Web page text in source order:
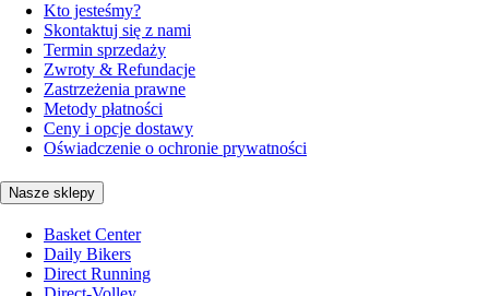
Kto jesteśmy?
Skontaktuj się z nami
Termin sprzedaży
Zwroty & Refundacje
Zastrzeżenia prawne
Metody płatności
Ceny i opcje dostawy
Oświadczenie o ochronie prywatności
Nasze sklepy
Basket Center
Daily Bikers
Direct Running